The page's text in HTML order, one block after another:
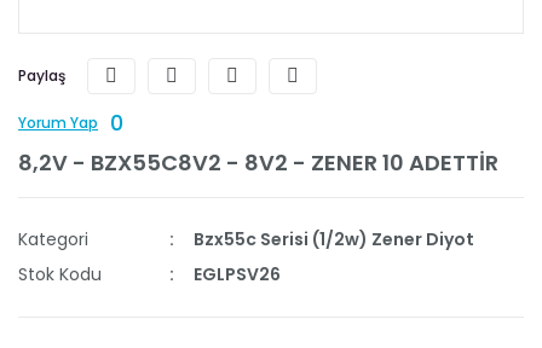
Paylaş
Yorum Yap
0
8,2V - BZX55C8V2 - 8V2 - ZENER 10 ADETTİR
Kategori
Bzx55c Serisi (1/2w) Zener Diyot
Stok Kodu
EGLPSV26